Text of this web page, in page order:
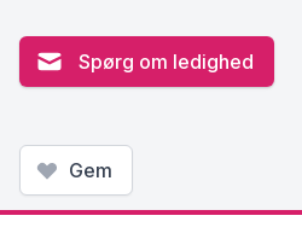
Spørg om ledighed
Gem